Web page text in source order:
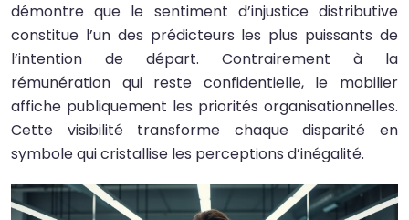
démontre que le sentiment d’injustice distributive
constitue l’un des prédicteurs les plus puissants de
l’intention de départ. Contrairement à la
rémunération qui reste confidentielle, le mobilier
affiche publiquement les priorités organisationnelles.
Cette visibilité transforme chaque disparité en
symbole qui cristallise les perceptions d’inégalité.